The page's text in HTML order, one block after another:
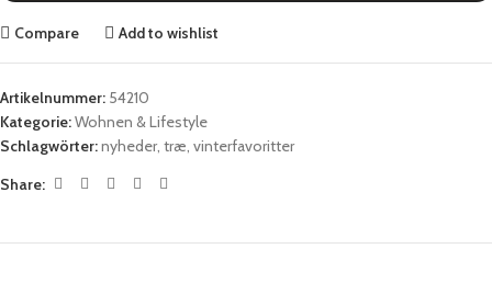
Compare Add to wishlist
Artikelnummer: 54210
Kategorie:Wohnen & Lifestyle
Schlagwörter:nyheder, træ, vinterfavoritter
Share: